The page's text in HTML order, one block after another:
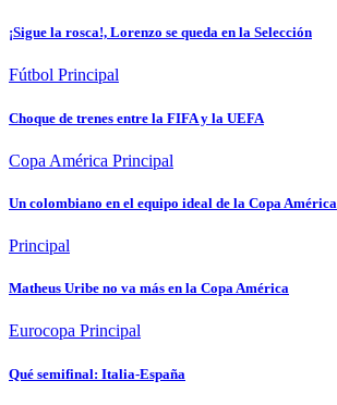
¡Sigue la rosca!, Lorenzo se queda en la Selección
Fútbol Principal
Choque de trenes entre la FIFA y la UEFA
Copa América Principal
Un colombiano en el equipo ideal de la Copa América
Principal
Matheus Uribe no va más en la Copa América
Eurocopa Principal
Qué semifinal: Italia-España